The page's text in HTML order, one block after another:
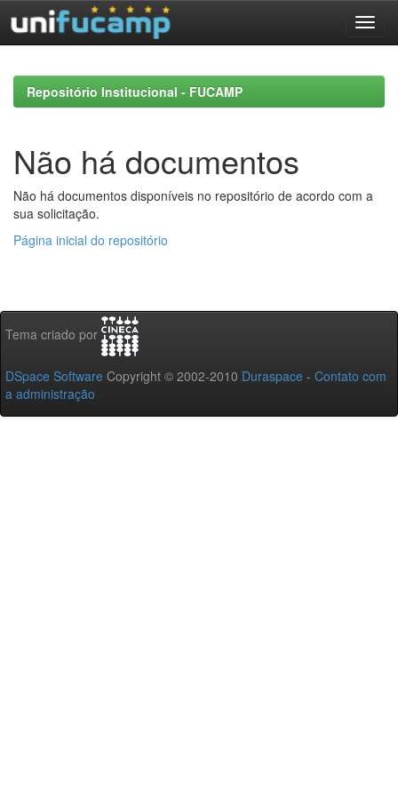
navigationRepositório Institucional - FUCAMP
Não há documentos
Não há documentos disponíveis no repositório de acordo com a
sua solicitação.
Página inicial do repositório
Tema criado por
DSpace Software Copyright © 2002-2010 Duraspace - Contato com
a administração